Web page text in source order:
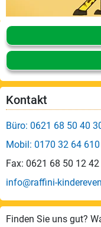
Kontakt
Büro: 0621 68 50 40
Mobil: 0170 32 64 610
Fax: 0621 68 50 12 42
info@raffini-
Finden Sie uns gut?